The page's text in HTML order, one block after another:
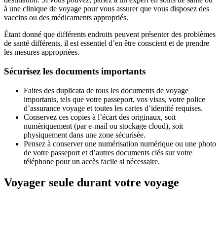
à une clinique de voyage pour vous assurer que vous disposez des
vaccins ou des médicaments appropriés.
Étant donné que différents endroits peuvent présenter des problèmes
de santé différents, il est essentiel d’en être conscient et de prendre
les mesures appropriées.
Sécurisez les documents importants
Faites des duplicata de tous les documents de voyage
importants, tels que votre passeport, vos visas, votre police
d’assurance voyage et toutes les cartes d’identité requises.
Conservez ces copies à l’écart des originaux, soit
numériquement (par e-mail ou stockage cloud), soit
physiquement dans une zone sécurisée.
Pensez à conserver une numérisation numérique ou une photo
de votre passeport et d’autres documents clés sur votre
téléphone pour un accès facile si nécessaire.
Voyager seule durant votre voyage